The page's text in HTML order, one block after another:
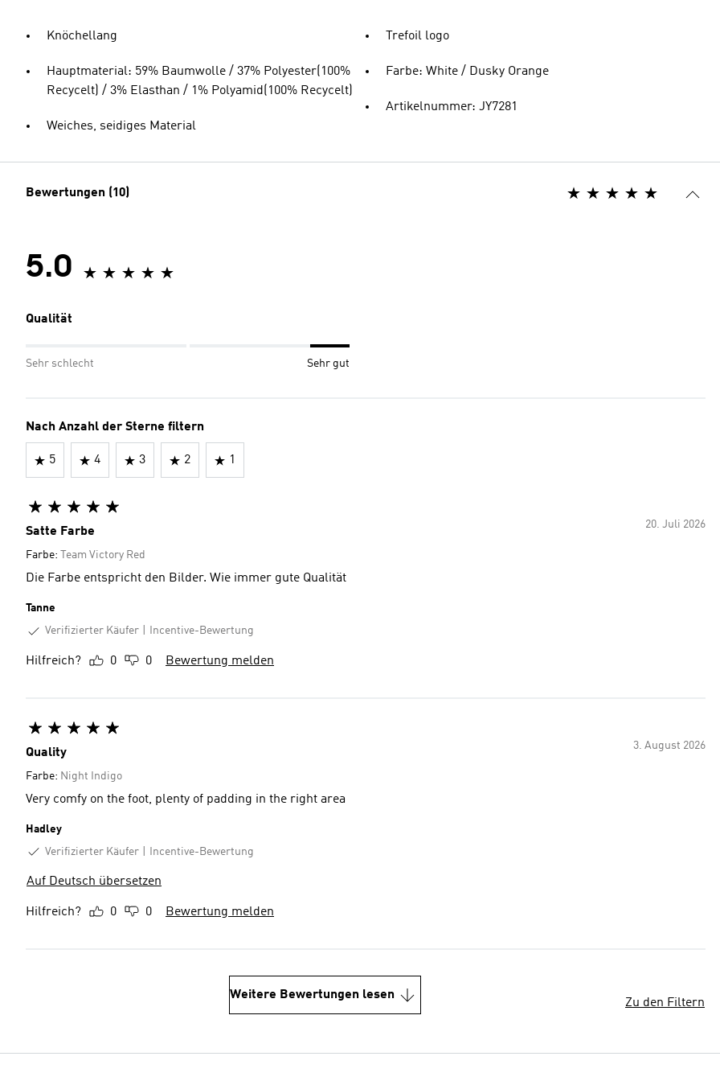
Knöchellang
Hauptmaterial: 59% Baumwolle / 37% Polyester(100%
Recycelt) / 3% Elasthan / 1% Polyamid(100% Recycelt)
Weiches, seidiges Material
Trefoil logo
Farbe: White / Dusky Orange
Artikelnummer: JY7281
Bewertungen (10)
5.0
Qualität
Sehr schlecht Sehr gut
Nach Anzahl der Sterne filtern
5 4 3 2 1
20. Juli 2026
Satte Farbe
Farbe: Team Victory Red
Die Farbe entspricht den Bilder. Wie immer gute Qualität
Tanne
Verifizierter Käufer
Incentive-Bewertung
Hilfreich? 0 0 Bewertung melden
3. August 2026
Quality
Farbe: Night Indigo
Very comfy on the foot, plenty of padding in the right area
Hadley
Verifizierter Käufer
Incentive-Bewertung
Auf Deutsch übersetzen
Hilfreich? 0 0 Bewertung melden
Weitere Bewertungen lesen
Zu den Filtern